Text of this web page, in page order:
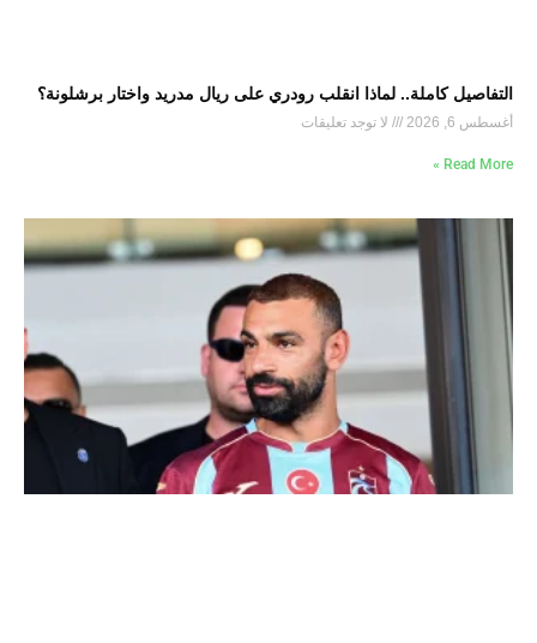
التفاصيل كاملة.. لماذا انقلب رودري على ريال مدريد واختار برشلونة؟
أغسطس 6, 2026 لا توجد تعليقات
Read More »